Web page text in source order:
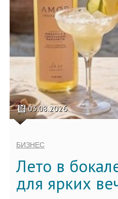
03.08.2026
БИЗНЕС
Лето в
для ярких